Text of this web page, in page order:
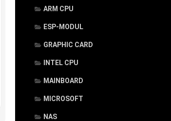
ARM CPU
ESP-MODUL
GRAPHIC CARD
INTEL CPU
MAINBOARD
MICROSOFT
NAS